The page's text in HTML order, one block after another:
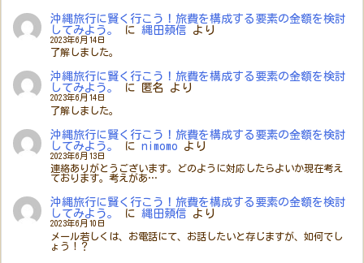
沖縄旅行に賢く行こう！旅費を構成する要素の金額を検討
してみよう。
に 縄田頼信 より
2023年6月14日
了解しました。
沖縄旅行に賢く行こう！旅費を構成する要素の金額を検討
してみよう。
に 匿名 より
2023年6月14日
了解しました。
沖縄旅行に賢く行こう！旅費を構成する要素の金額を検討
してみよう。
に nimomo より
2023年6月13日
連絡ありがとうございます。どのように対応したらよいか現在考え
ております。考えがあ…
沖縄旅行に賢く行こう！旅費を構成する要素の金額を検討
してみよう。
に 縄田頼信 より
2023年6月10日
メール若しくは、お電話にて、お話したいと存じますが、如何でし
ょう！？